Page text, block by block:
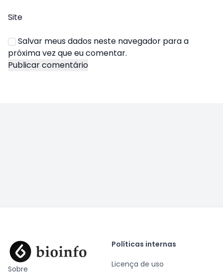
Site
Salvar meus dados neste navegador para a
próxima vez que eu comentar.
Sobre
Políticas internas
Licença de uso